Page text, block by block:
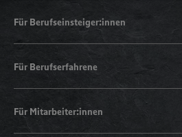
Für Berufseinsteiger:innen
Für Berufserfahrene
Für Mitarbeiter:innen